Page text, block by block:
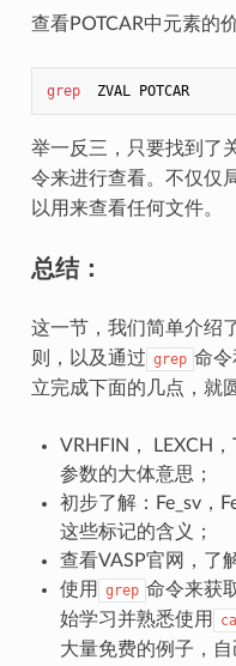
查看POTCAR中元素的
grep
  ZVAL POTCAR
举一反三，只要找到了
令来进行查看。不仅仅
以用来查看任何文件。
总结：
这一节，我们简单介绍
则，以及通过 grep 命令
立完成下面的几点，就
VRHFIN， LEXCH
参数的大体意思；
初步了解：Fe_sv，
这些标记的含义；
查看VASP官网，了
使用
grep 命令来获
始学习并熟悉使用
大量免费的例子，